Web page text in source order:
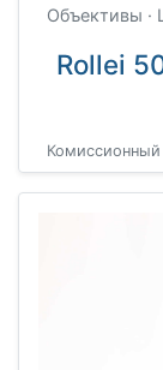
Объективы ·
Rollei
Комиссионный